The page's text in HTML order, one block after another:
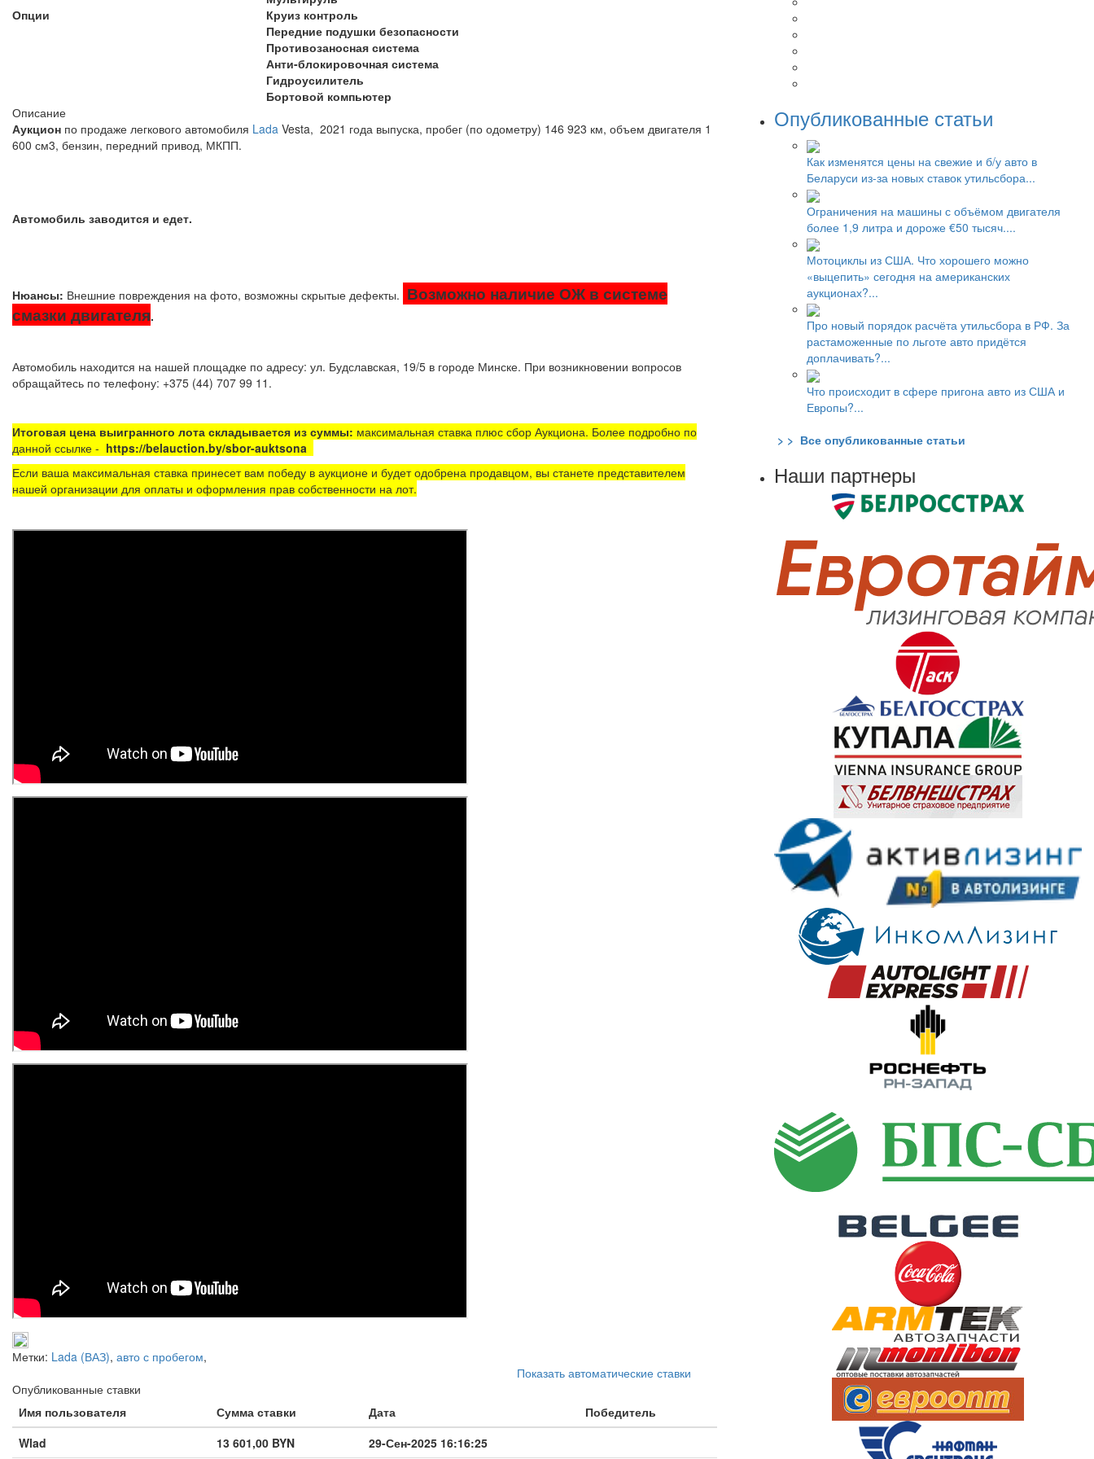
Опции
Круиз контроль
Передние подушки безопасности
Противозаносная система
Анти-блокировочная система
Гидроусилитель
Бортовой компьютер
Описание
Аукцион по продаже легкового автомобиля Lada Vesta, 2021 года выпуска, пробег (по одометру) 146 923 км, объем двигателя 1
600 см3, бензин, передний привод, МКПП.
Автомобиль заводится и едет.
Нюансы: Внешние повреждения на фото, возможны скрытые дефекты. Возможно наличие ОЖ в системе
смазки двигателя.
Автомобиль находится на нашей площадке по адресу: ул. Будславская, 19/5 в городе Минске. При возникновении вопросов
обращайтесь по телефону: +375 (44) 707 99 11.
Итоговая цена выигранного лота складывается из суммы: максимальная ставка плюс сбор Аукциона. Более подробно по
данной ссылке - https://belauction.by/sbor-auktsona
Если ваша максимальная ставка принесет вам победу в аукционе и будет одобрена продавцом, вы станете представителем
нашей организации для оплаты и оформления прав собственности на лот.
Метки: Lada (ВАЗ), авто с пробегом,
Показать автоматические ставки
Опубликованные ставки
Имя пользователя
Сумма ставки Дата
Победитель
Wlad
13 601,00 BYN 29-Сен-2025 16:16:25
Опубликованные статьи
Как изменятся цены на свежие и б/у авто в
Беларуси из-за новых ставок утильсбора...
Ограничения на машины с объёмом двигателя
более 1,9 литра и дороже €50 тысяч....
Мотоциклы из США. Что хорошего можно
«выцепить» сегодня на американских
аукционах?...
Про новый порядок расчёта утильсбора в РФ. За
растаможенные по льготе авто придётся
доплачивать?...
Что происходит в сфере пригона авто из США и
Европы?...
> > Все опубликованные статьи
Наши партнеры